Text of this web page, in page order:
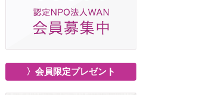
〉会員限定プレゼント